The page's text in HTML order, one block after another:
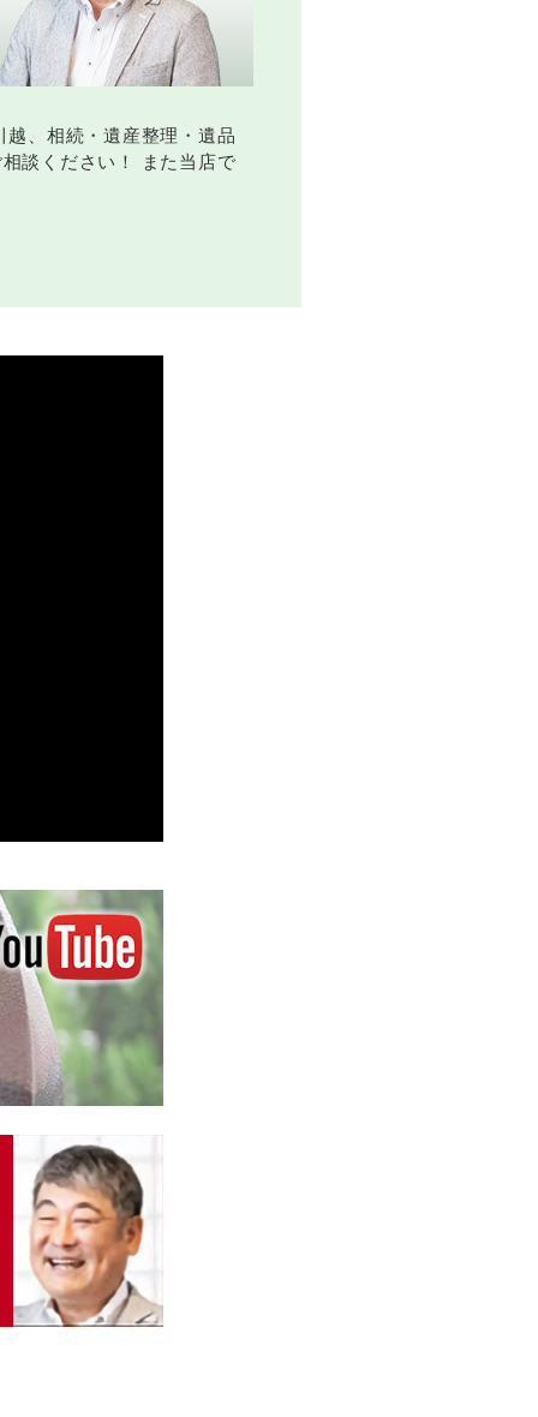
、相続・遺産整理・遺品
談ください！ また当店で